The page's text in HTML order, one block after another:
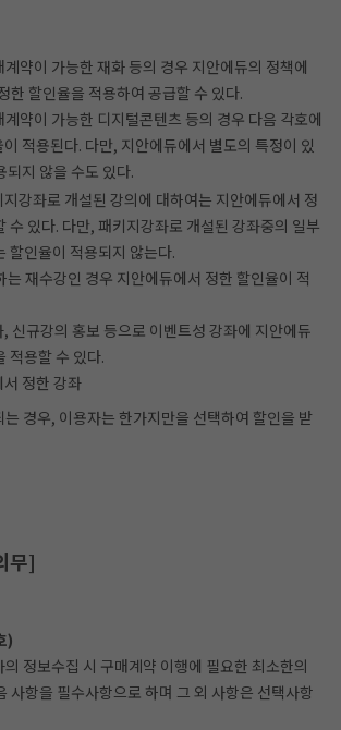
약이 가능한 재화 등의 경우 지안에듀의 정책에
한 할인율을 적용하여 공급할 수 있다.
약이 가능한 디지털콘텐츠 등의 경우 다음 각호에
적용된다. 다만, 지안에듀에서 별도의 특정이 있
되지 않을 수도 있다.
강좌로 개설된 강의에 대하여는 지안에듀에서 정
수 있다. 다만, 패키지강좌로 개설된 강좌중의 일부
할인율이 적용되지 않는다.
는 재수강인 경우 지안에듀에서 정한 할인율이 적
신규강의 홍보 등으로 이벤트성 강좌에 지안에듀
적용할 수 있다.
정한 강좌
경우, 이용자는 한가지만을 선택하여 할인을 받
무]
)
정보수집 시 구매계약 이행에 필요한 최소한의
사항을 필수사항으로 하며 그 외 사항은 선택사항